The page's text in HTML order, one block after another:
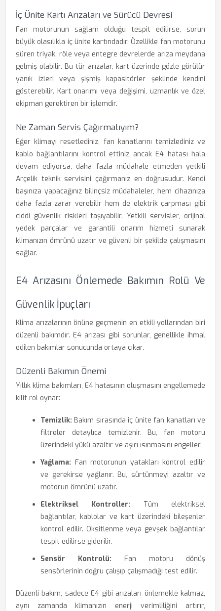
İç Ünite Kartı Arızaları ve Sürücü Devresi
Fan motorunun sağlam olduğu tespit edilirse, sorun
büyük olasılıkla iç ünite kartındadır. Özellikle fan motorunu
süren triyak, röle veya entegre devrelerde arıza meydana
gelmiş olabilir. Bu tür arızalar, kart üzerinde gözle görülür
yanık izleri veya şişmiş kapasitörler şeklinde kendini
gösterebilir. Kart onarımı veya değişimi, uzmanlık ve özel
ekipman gerektiren bir işlemdir.
Ne Zaman Servis Çağırmalıyım?
Eğer klimayı resetlediniz, fan kanatlarını temizlediniz ve
kablo bağlantılarını kontrol ettiniz ancak E4 hatası hala
devam ediyorsa, daha fazla müdahale etmeden yetkili
Arçelik teknik servisini çağırmanız en doğrusudur. Kendi
başınıza yapacağınız bilinçsiz müdahaleler, hem cihazınıza
daha fazla zarar verebilir hem de elektrik çarpması gibi
ciddi güvenlik riskleri taşıyabilir. Yetkili servisler, orijinal
yedek parçalar ve garantili onarım hizmeti sunarak
klimanızın ömrünü uzatır ve güvenli bir şekilde çalışmasını
sağlar.
E4 Arızasını Önlemede Bakımın Rolü Ve
Güvenlik İpuçları
Klima arızalarının önüne geçmenin en etkili yollarından biri
düzenli bakımdır. E4 arızası gibi sorunlar, genellikle ihmal
edilen bakımlar sonucunda ortaya çıkar.
Düzenli Bakımın Önemi
Yıllık klima bakımları, E4 hatasının oluşmasını engellemede
kilit rol oynar:
Temizlik: Bakım sırasında iç ünite fan kanatları ve
filtreler detaylıca temizlenir. Bu, fan motoru
üzerindeki yükü azaltır ve aşırı ısınmasını engeller.
Yağlama: Fan motorunun yatakları kontrol edilir
ve gerekirse yağlanır. Bu, sürtünmeyi azaltır ve
motorun ömrünü uzatır.
Elektriksel Kontroller: Tüm elektriksel
bağlantılar, kablolar ve kart üzerindeki bileşenler
kontrol edilir. Oksitlenme veya gevşek bağlantılar
tespit edilirse giderilir.
Sensör Kontrolü: Fan motoru dönüş
sensörlerinin doğru çalışıp çalışmadığı test edilir.
Düzenli bakım, sadece E4 gibi arızaları önlemekle kalmaz,
aynı zamanda klimanızın enerji verimliliğini artırır,